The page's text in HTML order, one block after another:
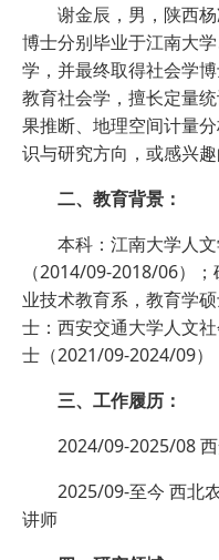
谢金辰，男，陕西
博士分别毕业于江南大
学，并最终取得社会学
教育社会学，擅长定量
果推断、地理空间计量
识与研究方向，或感兴趣
二、教育背景：
本科：江南大学人
（2014/09-2018/06）
业技术教育系，教育学
士：西安交通大学人文
士（2021/09-2024/09）
三、工作履历：
2024/09-2025/08
2025/09-至今 西北
讲师